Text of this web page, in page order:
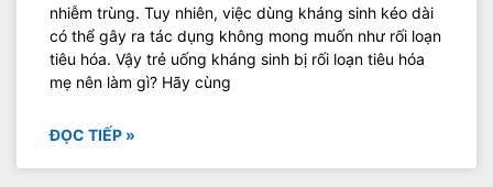
nhiễm trùng. Tuy nhiên, việc dùng kháng sinh kéo dài
có thể gây ra tác dụng không mong muốn như rối loạn
tiêu hóa. Vậy trẻ uống kháng sinh bị rối loạn tiêu hóa
mẹ nên làm gì? Hãy cùng
ĐỌC TIẾP »